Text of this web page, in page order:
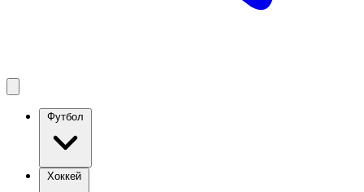
Футбол
Хоккей